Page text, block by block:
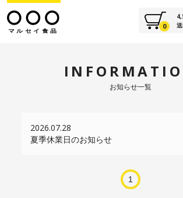
0
SUPPLEMENT
お知らせ一覧
2026.07.28
夏季休業日のお知らせ
1